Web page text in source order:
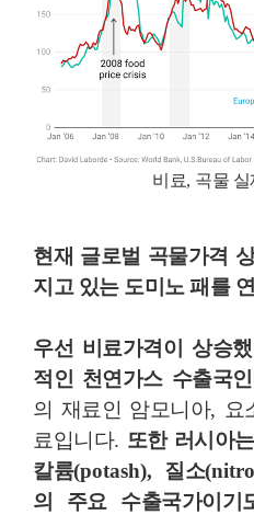
비료, 곡물 실
현재 글로벌 곡물가격
지고 있는 도미노 패를
우선 비료가격이 상승
적인 천연가스 수출국
의 재료인 암모니아, 요
료입니다. 또한 러시아
칼륨(potash), 질소
의 주요 수출국가이기